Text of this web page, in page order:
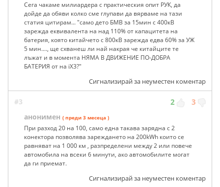
Сега чакаме милиардера с практическия опит РУК, да
дойде да обяви колко сме глупави да вярваме на тази
статия цитирам... "само дето БМВ за 15мин с 400кВ
зарежда еквивалента на над 110% от капацитета на
батерия, която китайчето с 800кВ зарежда едва 60% за УЖ
5 мин...., ще схванеш ли най накрая че китайците те
лъжат и в момента НЯМА В ДВИЖЕНИЕ ПО-ДОБРА
БАТЕРИЯ от на iX3?"
Сигнализирай за неуместен коментар
#3 2 3
анонимен ( преди 3 месеца )
При разход 20 на 100, само една такава зарядна с 2
конектора позволява зареждането на 200kWh които се
равняват на 1 000 км , разпределени между 2 или повече
автомобила на всеки 6 минути, ако автомобилите могат
да ги приемат.
Сигнализирай за неуместен коментар